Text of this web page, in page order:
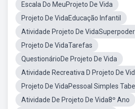
Escala Do MeuProjeto De Vida
Projeto De VidaEducação Infantil
Atividade Projeto De
Projeto De VidaTarefas
QuestionárioDe Projeto De Vida
Atividade Recreativa D Projeto De
Projeto De VidaPessoal Simples
Atividade De Projeto De Vida8º Ano